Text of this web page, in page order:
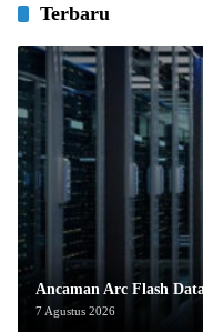
Terbaru
Ancaman Arc Flash
7 Agustus 2026